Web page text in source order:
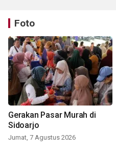
Foto
Gerakan Pasar Murah di
Sidoarjo
Jumat, 7 Agustus 2026